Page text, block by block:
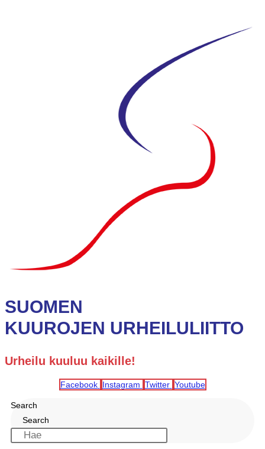
SUOMEN
KUUROJEN URHEILULIITTO
Urheilu kuuluu kaikille!
Facebook Instagram Twitter Youtube
Search
Search